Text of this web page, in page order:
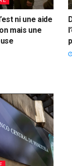
ni une aide
mais une